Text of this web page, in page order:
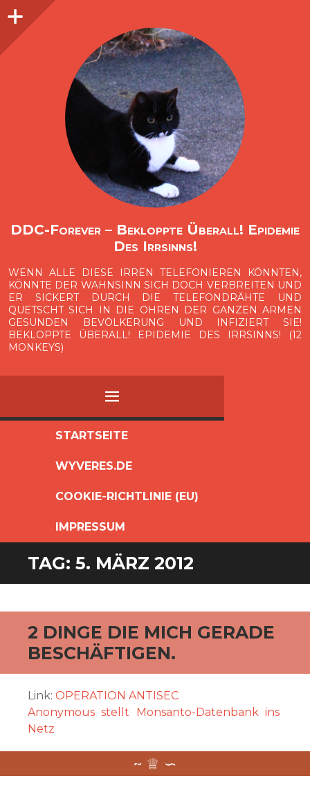
O
p
e
n
i
d
e
b
a
DDC-Forever – Bekloppte Überall! Epidemie
Des Irrsinns!
WENN ALLE DIESE IRREN TELEFONIEREN KÖNNTEN,
KÖNNTE DER WAHNSINN SICH DOCH VERBREITEN UND
ER SICKERT DURCH DIE TELEFONDRÄHTE UND
QUETSCHT SICH IN DIE OHREN DER GANZEN ARMEN
GESUNDEN BEVÖLKERUNG UND INFIZIERT SIE!
BEKLOPPTE ÜBERALL! EPIDEMIE DES IRRSINNS! (12
MONKEYS)
MENÜ
SPRINGEN
STARTSEITE
WYVERES.DE
COOKIE-RICHTLINIE (EU)
IMPRESSUM
Seitenleiste
TAG: 5. MÄRZ 2012
2 DINGE DIE MICH GERADE
BESCHÄFTIGEN.
Link: OPERATION ANTISEC
Anonymous stellt Monsanto-Datenbank ins
Netz